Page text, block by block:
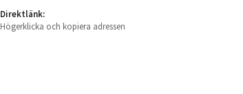
Direktlänk:
Högerklicka och kopiera adressen